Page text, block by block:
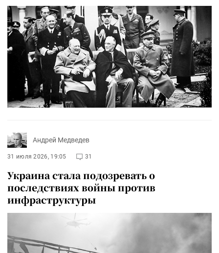
Андрей Медведев
31 июля 2026, 19:05 31
Украина стала подозревать о
последствиях войны против
инфраструктуры